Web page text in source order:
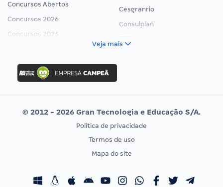
Concursos Abertos
Concursos 2026
Concursos 2025
Concurso Ibama
Concurso MPU
Editais publicados
Cesgranrio
Consulplan
Vunesp
CONCURSOS POR PROFISSÃO
Concursos Fiscais
EXAME DE ORDEM
Calendário OAB
Veja mais
© 2012 - 2026 Gran Tecnologia e Educação S/A.
Política de privacidade
Termos de uso
Mapa do site